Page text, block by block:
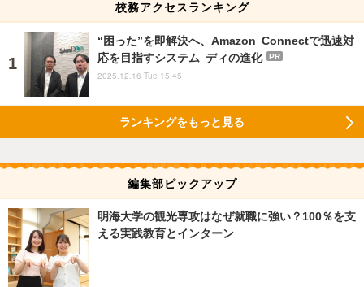
校務アクセスランキング
“困った”を即解決へ、Amazon Connectで迅速対
応を目指すシステム ディの進化
PR
2025.12.16 Tue 15:45
ランキングをもっと見る
編集部ピックアップ
明海大学の観光専攻はなぜ就職に強い？100％を支
える実践教育とインターン